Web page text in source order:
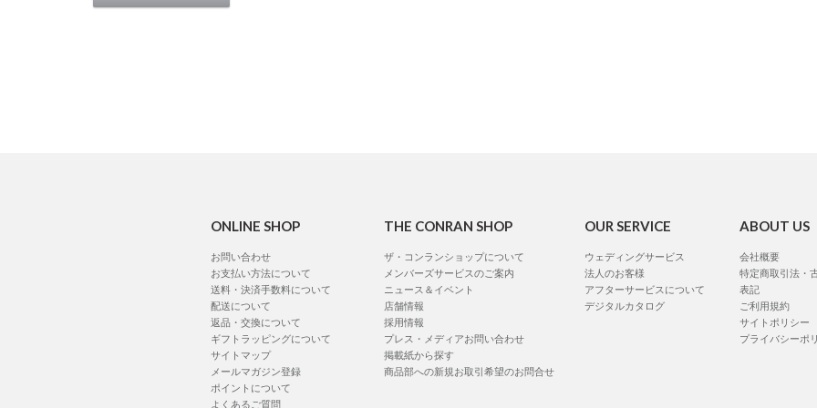
ONLINE SHOP
お問い合わせ
お支払い方法について
送料・決済手数料について
配送について
返品・交換について
ギフトラッピングについて
サイトマップ
メールマガジン登録
ポイントについて
よくあるご質問
THE CONRAN SHOP
ザ・コンランショップについて
メンバーズサービスのご案内
ニュース＆イベント
店舗情報
採用情報
プレス・メディアお問い合わせ
掲載紙から探す
商品部への新規お取引希望のお問合せ
OUR SERVICE
ウェディングサービス
法人のお客様
アフターサービスについて
デジタルカタログ
ABOUT US
会社概要
特定商取引法・
表記
ご利用規約
サイトポリシー
プライバシーポ